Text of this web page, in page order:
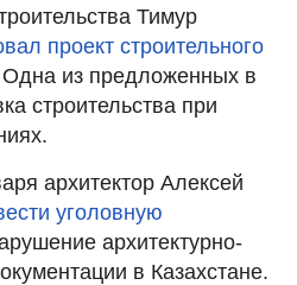
Тимур
проект строительного
из предложенных в
строительства при
архитектор Алексей
уголовную
архитектурно-
в Казахстане.